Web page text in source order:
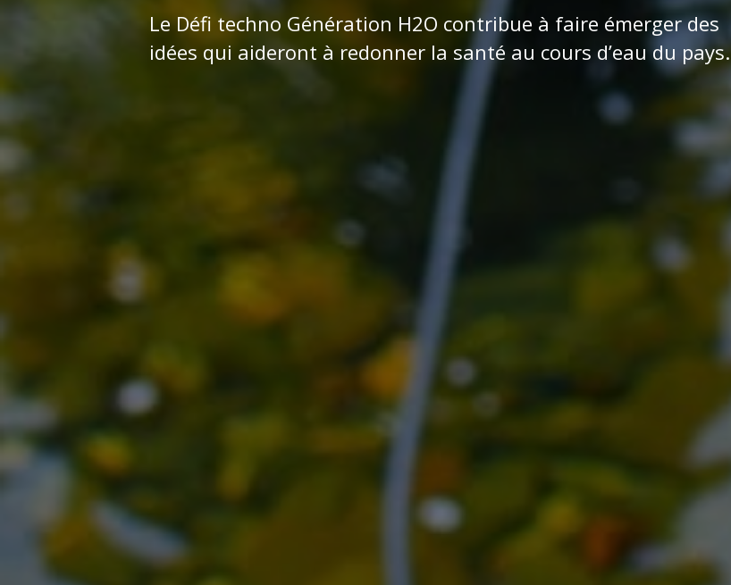
Le Défi techno Génération H2O contribue à faire émerger des
idées qui aideront à redonner la santé au cours d’eau du pays.